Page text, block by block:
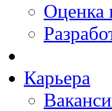
Оценка
Карьера